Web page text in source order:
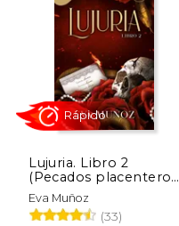
Rápido
Lujuria. Libro 2
(Pecados placenteros
2)
Eva Muñoz
(33)